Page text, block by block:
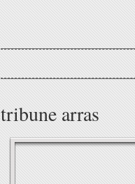
tribune arras